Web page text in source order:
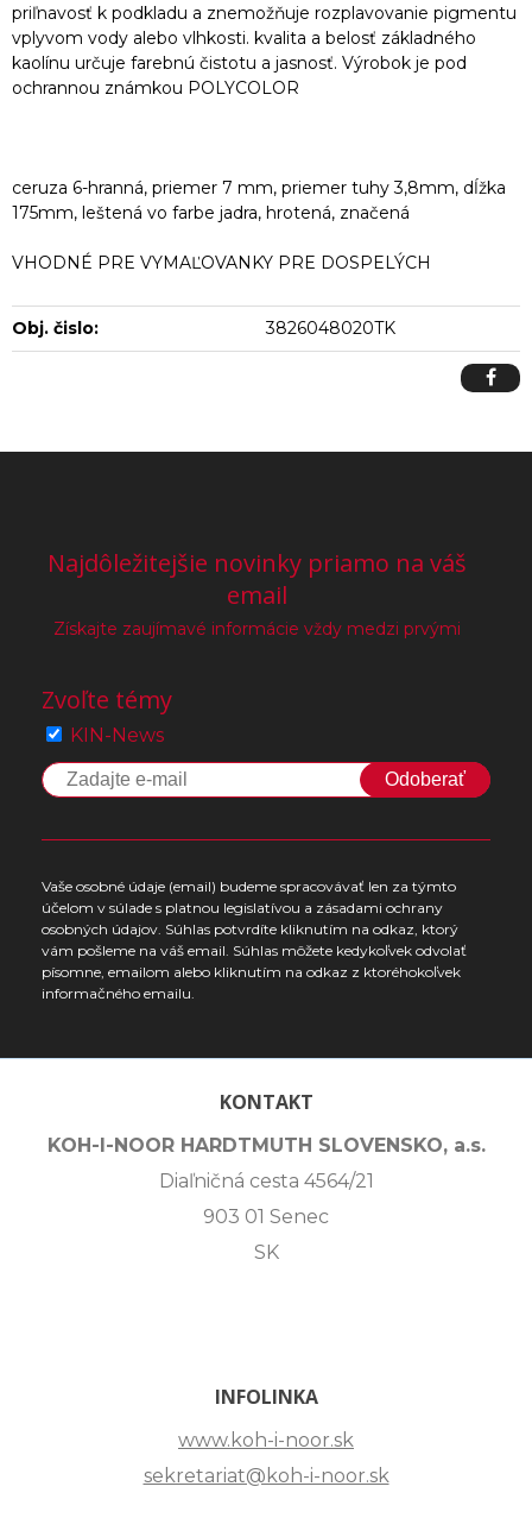
priľnavosť k podkladu a znemožňuje rozplavovanie pigmentu
vplyvom vody alebo vlhkosti. kvalita a belosť základného
kaolínu určuje farebnú čistotu a jasnosť. Výrobok je pod
ochrannou známkou POLYCOLOR
ceruza 6-hranná, priemer 7 mm, priemer tuhy 3,8mm, dĺžka
175mm, leštená vo farbe jadra, hrotená, značená
VHODNÉ PRE VYMAĽOVANKY PRE DOSPELÝCH
Obj. čislo: 3826048020TK
Najdôležitejšie novinky priamo na váš
email
Získajte zaujímavé informácie vždy medzi prvými
Zvoľte témy
KIN-News
Odoberať
Vaše osobné údaje (email) budeme spracovávať len za týmto
účelom v súlade s platnou legislatívou a zásadami ochrany
osobných údajov. Súhlas potvrdíte kliknutím na odkaz, ktorý
vám pošleme na váš email. Súhlas môžete kedykoľvek odvolať
písomne, emailom alebo kliknutím na odkaz z ktoréhokoľvek
informačného emailu.
KONTAKT
KOH-I-NOOR HARDTMUTH SLOVENSKO, a.s.
Diaľničná cesta 4564/21
903 01 Senec
SK
INFOLINKA
www.koh-i-noor.sk
sekretariat@koh-i-noor.sk